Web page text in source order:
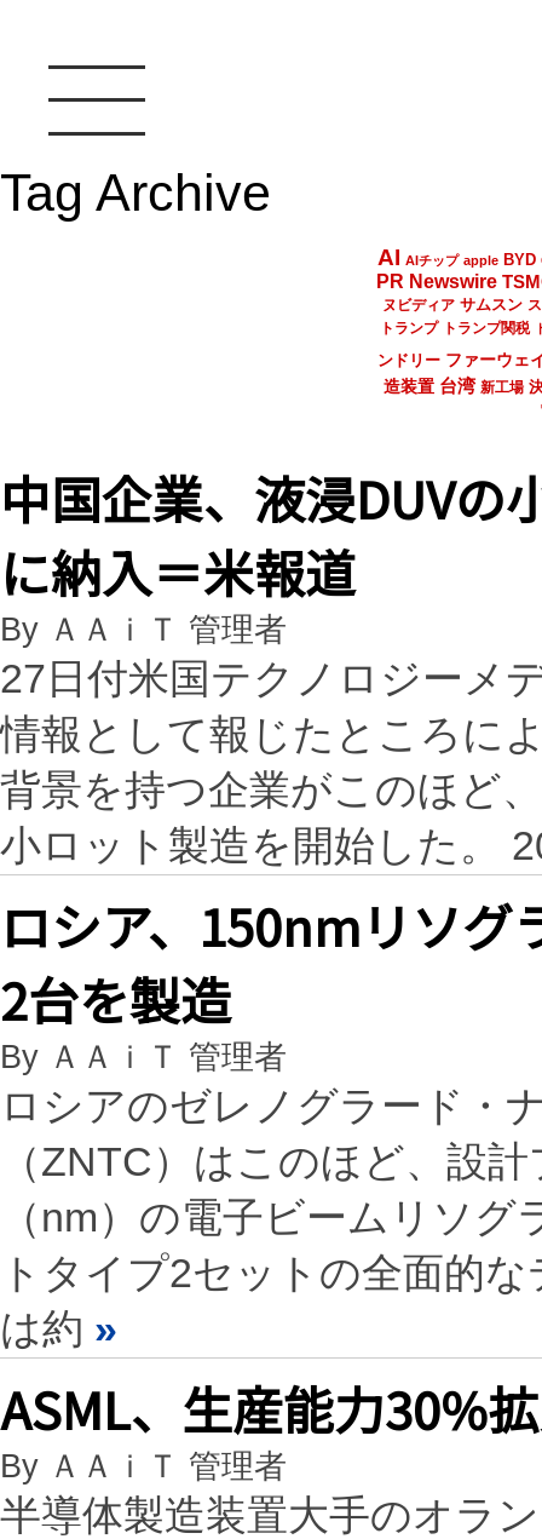
Tag Archive
AI AIチップ apple BYD
PR Newswire
ヌビディア サムスン
トランプ
トランプ関税
ンドリー ファーウェ
造装置 台湾 新工場
中国企業、液浸DUV
に納入＝米報道
By ＡＡｉＴ 管理者
27日付米国テクノロジーメ
情報として報じたところに
背景を持つ企業がこのほど
小ロット製造を開始した。
ロシア、150nmリソグ
2台を製造
By ＡＡｉＴ 管理者
ロシアのゼレノグラード・
（ZNTC）はこのほど、設
（nm）の電子ビームリソ
トタイプ2セットの全面的
は約 »
ASML、生産能力30%
By ＡＡｉＴ 管理者
半導体製造装置大手のオラ